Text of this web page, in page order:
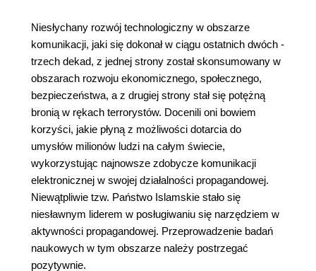
Niesłychany rozwój technologiczny w obszarze
komunikacji, jaki się dokonał w ciągu ostatnich dwóch -
trzech dekad, z jednej strony został skonsumowany w
obszarach rozwoju ekonomicznego, społecznego,
bezpieczeństwa, a z drugiej strony stał się potężną
bronią w rękach terrorystów. Docenili oni bowiem
korzyści, jakie płyną z możliwości dotarcia do
umysłów milionów ludzi na całym świecie,
wykorzystując najnowsze zdobycze komunikacji
elektronicznej w swojej działalności propagandowej.
Niewątpliwie tzw. Państwo Islamskie stało się
niesławnym liderem w posługiwaniu się narzędziem w
aktywności propagandowej. Przeprowadzenie badań
naukowych w tym obszarze należy postrzegać
pozytywnie.